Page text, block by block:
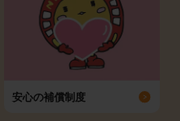
安心の補償制度